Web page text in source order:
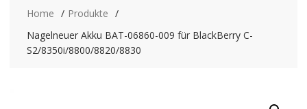
Home
Produkte
Nagelneuer Akku BAT-06860-009 für BlackBerry C-
S2/8350i/8800/8820/8830